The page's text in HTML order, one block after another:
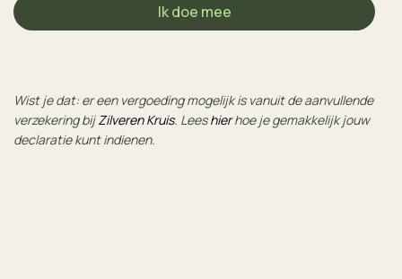
Ik doe mee
Wist je dat: er een vergoeding mogelijk is vanuit de aanvullende
verzekering bijZilveren Kruis. Leeshierhoe je gemakkelijk jouw
declaratie kunt indienen.